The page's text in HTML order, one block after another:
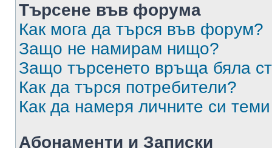
Търсене във форума
Как мога да търся във форум?
Защо не намирам нищо?
Защо търсенето връща бяла
Как да търся потребители?
Как да намеря личните си
Абонаменти и Записки